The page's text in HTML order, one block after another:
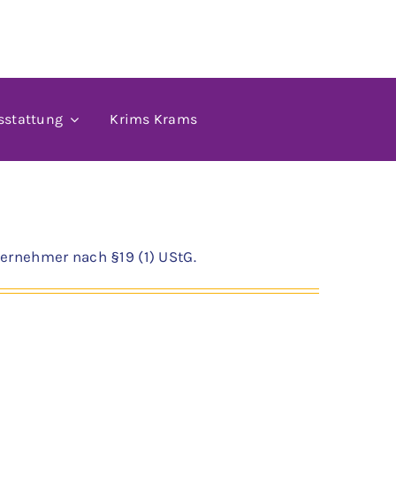
Krims Krams
nach §19 (1) UStG.